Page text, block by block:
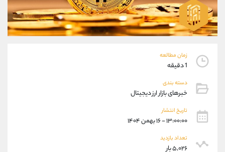
زمان مطالعه
1 دقیقه
دسته بندی
خبرهای بازار ارز دیجیتال
تاریخ انتشار
۱۳:۰۰:۰۰ - ۱۶ بهمن ۱۴۰۴
تعداد بازدید
۵,۰۲۶ بار
09194198792
واتساپ شروع گفتگو
تلگرام @Armteam_admin_33
پشتیبان فروش
موبایل
واتساپ
تلگرام
داخلی